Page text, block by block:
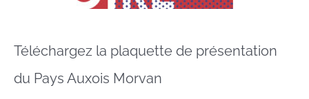
Téléchargez la plaquette de présentation
du Pays Auxois Morvan